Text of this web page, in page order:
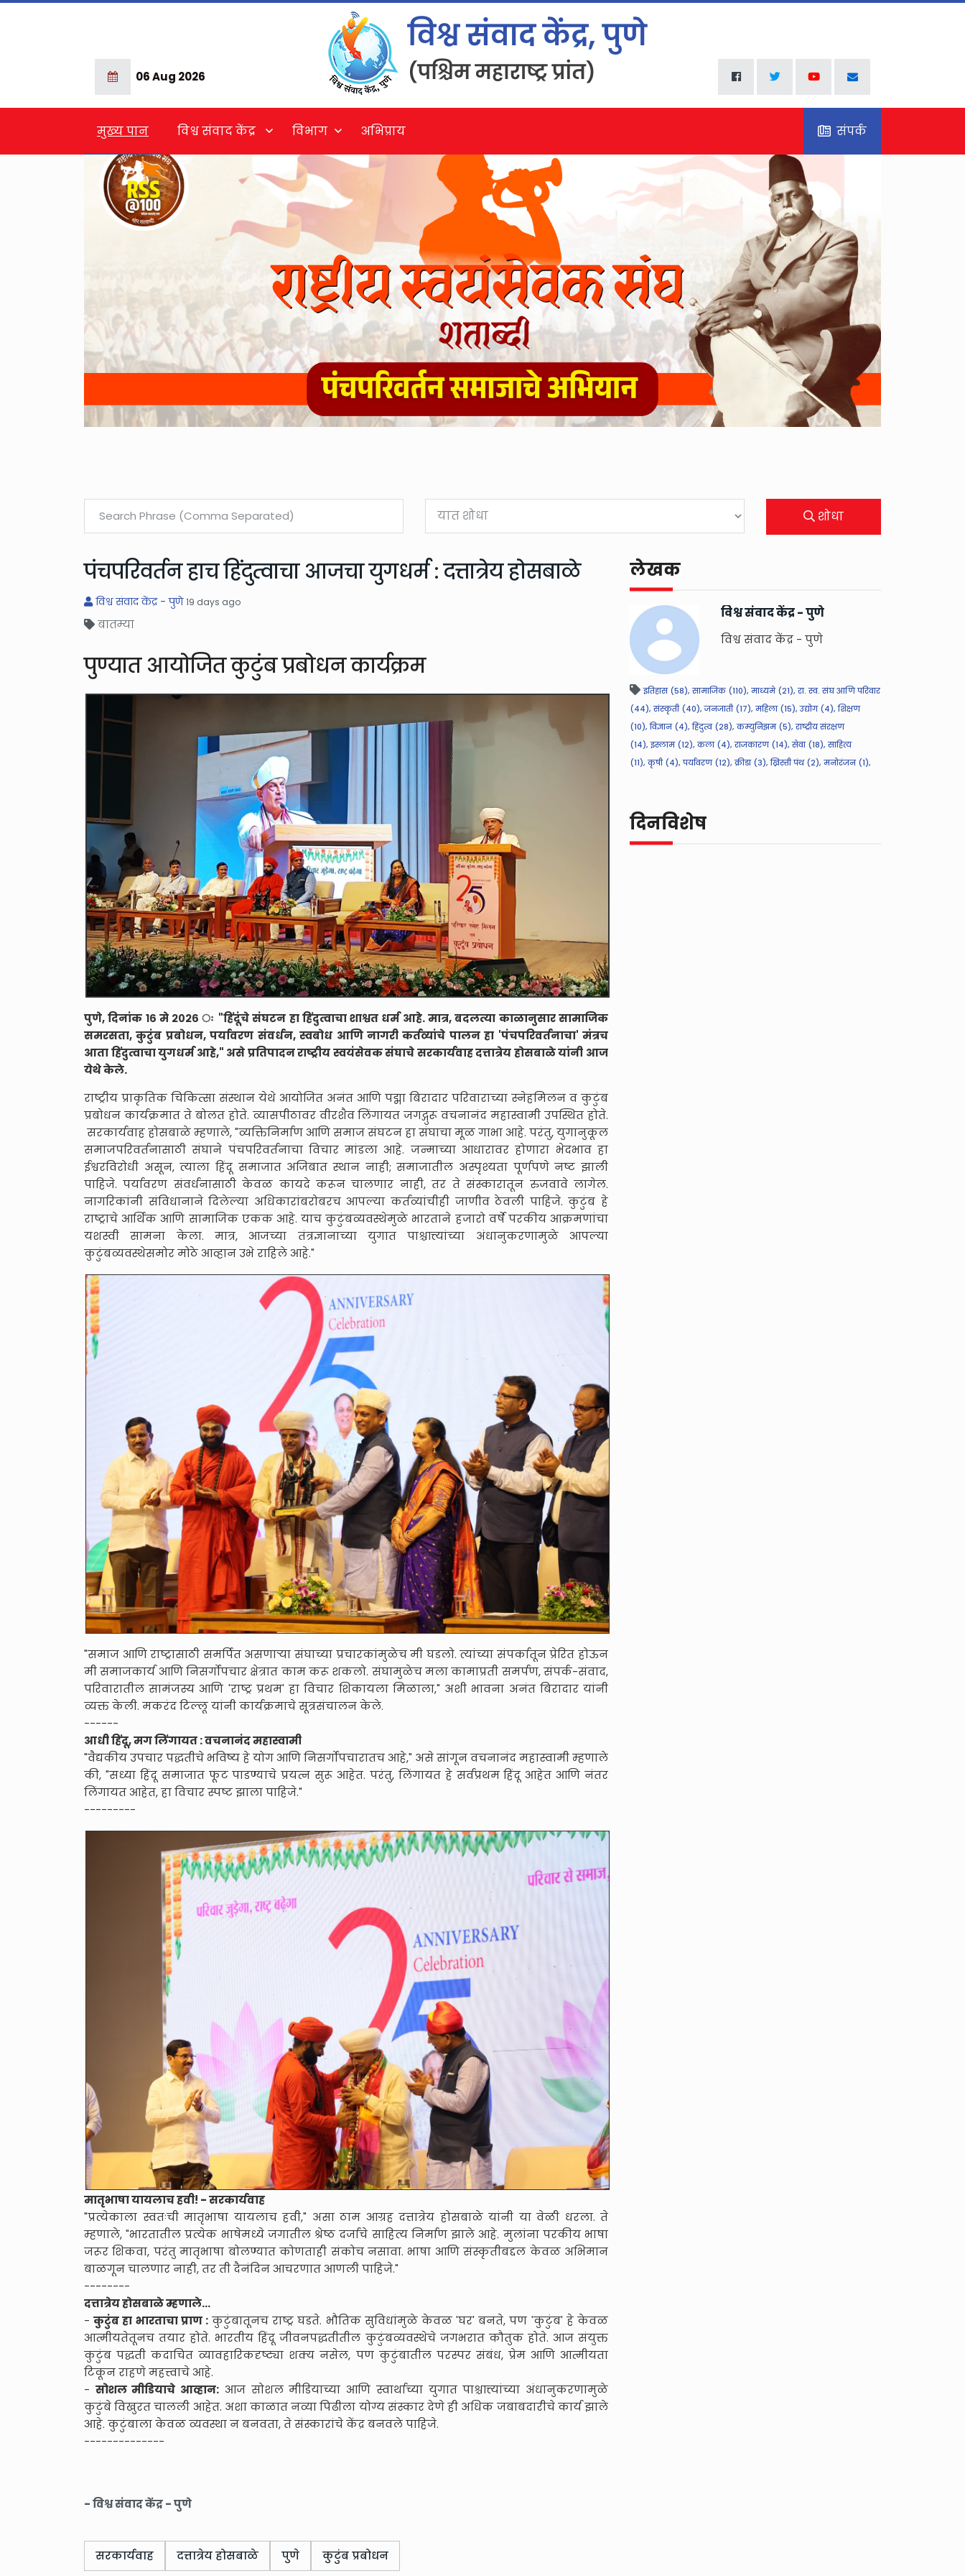
06 Aug 2026
मुख्य पान विश्व संवाद केंद्र विभाग अभिप्राय संपर्क
शोधा
पंचपरिवर्तन हाच हिंदुत्वाचा आजचा युगधर्म : दत्तात्रेय होसबाळे
विश्व संवाद केंद्र - पुणे 19 days ago
बातम्या
पुण्यात आयोजित कुटुंब प्रबोधन कार्यक्रम
पुणे, दिनांक १६ मे २०२६ ः "हिंदूंचे संघटन हा हिंदुत्वाचा शाश्वत धर्म आहे. मात्र, बदलत्या काळानुसार सामाजिक
समरसता, कुटुंब प्रबोधन, पर्यावरण संवर्धन, स्वबोध आणि नागरी कर्तव्यांचे पालन हा 'पंचपरिवर्तनाचा' मंत्रच
आता हिंदुत्वाचा युगधर्म आहे," असे प्रतिपादन राष्ट्रीय स्वयंसेवक संघाचे सरकार्यवाह दत्तात्रेय होसबाळे यांनी आज
येथे केले.
राष्ट्रीय प्राकृतिक चिकित्सा संस्थान येथे आयोजित अनंत आणि पद्मा बिरादार परिवाराच्या स्नेहमिलन व कुटुंब
प्रबोधन कार्यक्रमात ते बोलत होते. व्यासपीठावर वीरशैव लिंगायत जगद्गुरू वचनानंद महास्वामी उपस्थित होते.
सरकार्यवाह होसबाळे म्हणाले, "व्यक्तिनिर्माण आणि समाज संघटन हा संघाचा मूळ गाभा आहे. परंतु, युगानुकूल
समाजपरिवर्तनासाठी संघाने पंचपरिवर्तनाचा विचार मांडला आहे. जन्माच्या आधारावर होणारा भेदभाव हा
ईश्वरविरोधी असून, त्याला हिंदू समाजात अजिबात स्थान नाही; समाजातील अस्पृश्यता पूर्णपणे नष्ट झाली
पाहिजे. पर्यावरण संवर्धनासाठी केवळ कायदे करून चालणार नाही, तर ते संस्कारातून रुजवावे लागेल.
नागरिकांनी संविधानाने दिलेल्या अधिकारांबरोबरच आपल्या कर्तव्यांचीही जाणीव ठेवली पाहिजे. कुटुंब हे
राष्ट्राचे आर्थिक आणि सामाजिक एकक आहे. याच कुटुंबव्यवस्थेमुळे भारताने हजारो वर्षे परकीय आक्रमणांचा
यशस्वी सामना केला. मात्र, आजच्या तंत्रज्ञानाच्या युगात पाश्चात्त्यांच्या अंधानुकरणामुळे आपल्या
कुटुंबव्यवस्थेसमोर मोठे आव्हान उभे राहिले आहे."
"समाज आणि राष्ट्रासाठी समर्पित असणाऱ्या संघाच्या प्रचारकांमुळेच मी घडलो. त्यांच्या संपर्कातून प्रेरित होऊन
मी समाजकार्य आणि निसर्गोपचार क्षेत्रात काम करू शकलो. संघामुळेच मला कामाप्रती समर्पण, संपर्क-संवाद,
परिवारातील सामंजस्य आणि 'राष्ट्र प्रथम' हा विचार शिकायला मिळाला," अशी भावना अनंत बिरादार यांनी
व्यक्त केली. मकरंद टिल्लू यांनी कार्यक्रमाचे सूत्रसंचालन केले.
------
आधी हिंदू, मग लिंगायत : वचनानंद महास्वामी
"वैद्यकीय उपचार पद्धतीचे भविष्य हे योग आणि निसर्गोपचारातच आहे," असे सांगून वचनानंद महास्वामी म्हणाले
की, "सध्या हिंदू समाजात फूट पाडण्याचे प्रयत्न सुरू आहेत. परंतु, लिंगायत हे सर्वप्रथम हिंदू आहेत आणि नंतर
लिंगायत आहेत, हा विचार स्पष्ट झाला पाहिजे."
---------
मातृभाषा यायलाच हवी! - सरकार्यवाह
"प्रत्येकाला स्वतःची मातृभाषा यायलाच हवी," असा ठाम आग्रह दत्तात्रेय होसबाळे यांनी या वेळी धरला. ते
म्हणाले, "भारतातील प्रत्येक भाषेमध्ये जगातील श्रेष्ठ दर्जाचे साहित्य निर्माण झाले आहे. मुलांना परकीय भाषा
जरूर शिकवा, परंतु मातृभाषा बोलण्यात कोणताही संकोच नसावा. भाषा आणि संस्कृतीबद्दल केवळ अभिमान
बाळगून चालणार नाही, तर ती दैनंदिन आचरणात आणली पाहिजे."
--------
दत्तात्रेय होसबाळे म्हणाले...
-कुटुंब हा भारताचा प्राण :कुटुंबातूनच राष्ट्र घडते. भौतिक सुविधांमुळे केवळ 'घर' बनते, पण 'कुटुंब' हे केवळ
आत्मीयतेतूनच तयार होते. भारतीय हिंदू जीवनपद्धतीतील कुटुंबव्यवस्थेचे जगभरात कौतुक होते. आज संयुक्त
कुटुंब पद्धती कदाचित व्यावहारिकदृष्ट्या शक्य नसेल, पण कुटुंबातील परस्पर संबंध, प्रेम आणि आत्मीयता
टिकून राहणे महत्त्वाचे आहे.
- सोशल मीडियाचे आव्हान: आज सोशल मीडियाच्या आणि स्वार्थाच्या युगात पाश्चात्त्यांच्या अंधानुकरणामुळे
कुटुंबे विखुरत चालली आहेत. अशा काळात नव्या पिढीला योग्य संस्कार देणे ही अधिक जबाबदारीचे कार्य झाले
आहे. कुटुंबाला केवळ व्यवस्था न बनवता, ते संस्कारांचे केंद्र बनवले पाहिजे.
--------------
- विश्व संवाद केंद्र - पुणे
सरकार्यवाह दत्तात्रेय होसबाळे पुणे कुटुंब प्रबोधन
लेखक
विश्व संवाद केंद्र - पुणे
विश्व संवाद केंद्र - पुणे
इतिहास (58), सामाजिक (110), माध्यमे (21), रा. स्व. संघ आणि परिवार
(44), संस्कृती (40), जनजाती (17), महिला (15), उद्योग (4), शिक्षण
(10), विज्ञान (4), हिंदुत्व (28), कम्युनिझम (5), राष्ट्रीय संरक्षण
(14), इस्लाम (12), कला (4), राजकारण (14), सेवा (18), साहित्य
(11), कृषी (4), पर्यावरण (12), क्रीडा (3), ख्रिस्ती पंथ (2), मनोरंजन (1),
दिनविशेष